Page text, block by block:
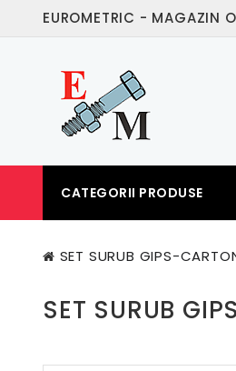
EUROMETRIC - MAGAZIN
CATEGORII PRODUSE
SET SURUB GIPS-
SET SURUB